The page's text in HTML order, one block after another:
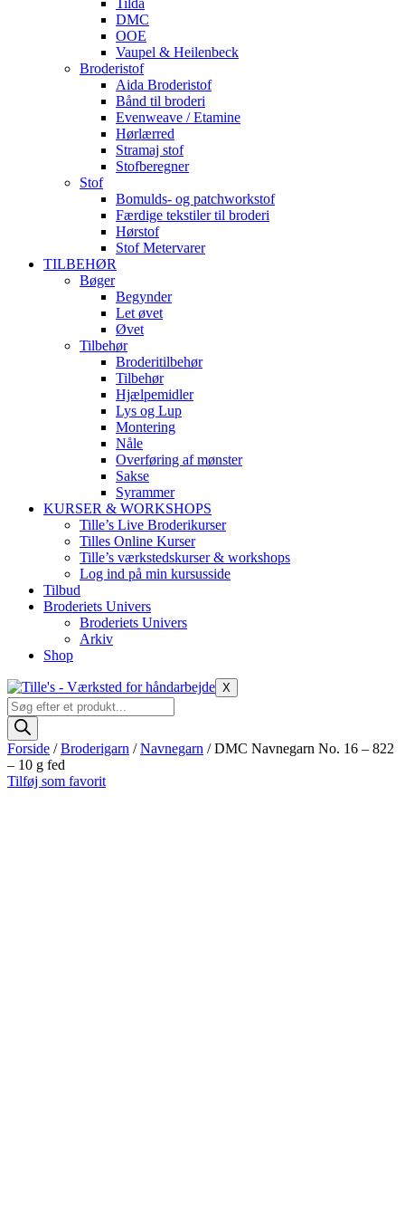
DMC
OOE
Vaupel & Heilenbeck
Broderistof
Aida Broderistof
Bånd til broderi
Evenweave / Etamine
Hørlærred
Stramaj stof
Stofberegner
Stof
Bomulds- og patchworkstof
Færdige tekstiler til broderi
Hørstof
Stof Metervarer
TILBEHØR
Bøger
Begynder
Let øvet
Øvet
Tilbehør
Broderitilbehør
Tilbehør
Hjælpemidler
Lys og Lup
Montering
Nåle
Overføring af mønster
Sakse
Syrammer
KURSER & WORKSHOPS
Tille’s Live Broderikurser
Tilles Online Kurser
Tille’s værkstedskurser & workshops
Log ind på min kursusside
Tilbud
Broderiets Univers
Broderiets Univers
Arkiv
Shop
X
Products
search
Forside /Broderigarn /Navnegarn / DMC Navnegarn No. 16 – 822
– 10 g fed
Tilføj som favorit